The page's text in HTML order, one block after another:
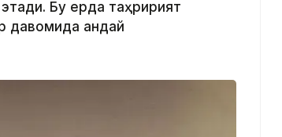
Бу ерда таҳририят
қандай